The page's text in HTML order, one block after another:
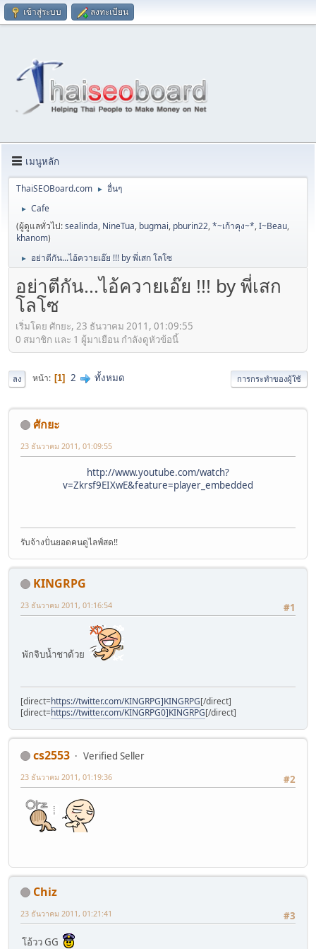
เข้าสู่ระบบ ลงทะเบียน
เมนูหลัก
ThaiSEOBoard.com ► อื่นๆ
►
Cafe
(ผู้ดูแลทั่วไป:sealinda, NineTua, bugmai, pburin22,*~เก้าคุง~*,I~Beau,
khanom)
► อย่าตีกัน...ไอ้ควายเอ๊ย !!! by พี่เสก โลโซ
อย่าตีกัน...ไอ้ควายเอ๊ย !!! by พี่เสก
โลโซ
เริ่มโดย ศักยะ, 23 ธันวาคม 2011, 01:09:55
0 สมาชิก และ 1 ผู้มาเยือน กำลังดูหัวข้อนี้
ลง หน้า 1 2 ทั้งหมด การกระทำของผู้ใช้
ศักยะ
23 ธันวาคม 2011, 01:09:55
http://www.youtube.com/watch?
v=Zkrsf9EIXwE&feature=player_embedded
รับจ้างปั่นยอดคนดูไลฟ์สด!!
KINGRPG
#1
23 ธันวาคม 2011, 01:16:54
พักจิบน้ำชาด้วย
[direct=https://twitter.com/KINGRPG]KINGRPG[/direct]
[direct=https://twitter.com/KINGRPG0]KINGRPG[/direct]
cs2553
Verified Seller
#2
23 ธันวาคม 2011, 01:19:36
Chiz
#3
23 ธันวาคม 2011, 01:21:41
โอ้วว GG